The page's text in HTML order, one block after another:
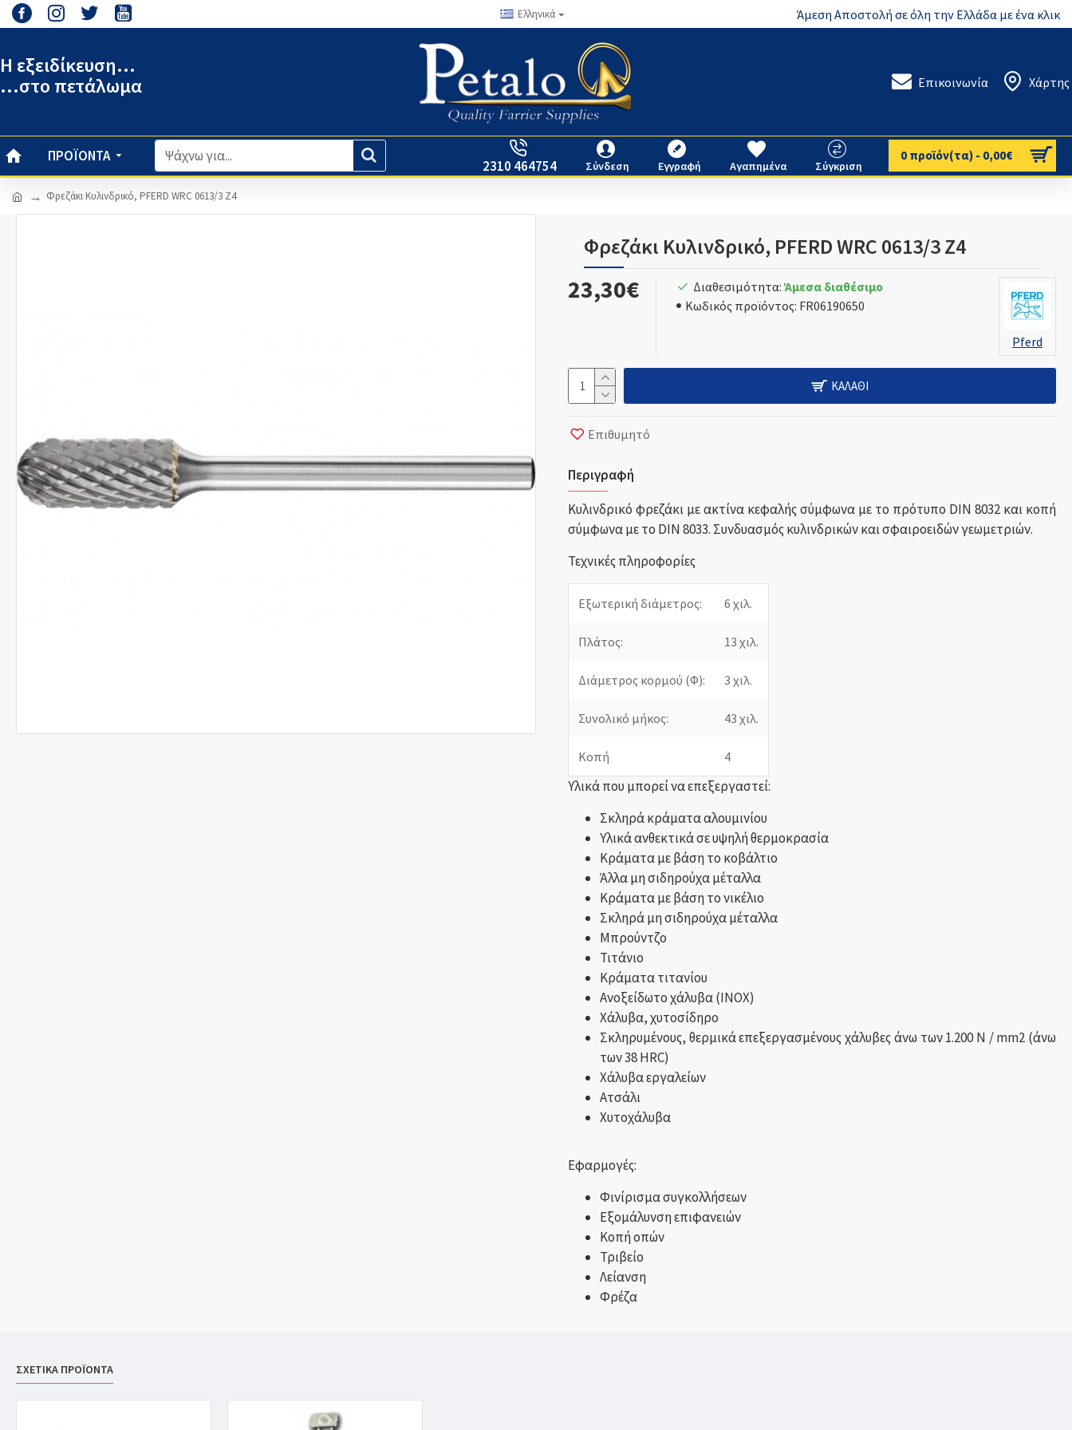
Ελληνικά Άμεση Αποστολή σε όλη την Ελλάδα με ένα κλικ
Η εξειδίκευση...
...στο πετάλωμα
Επικοινωνία Χάρτης
ΠΡΟΪΌΝΤΑ
2310 464754 Σύνδεση Εγγραφή Αγαπημένα Σύγκριση
0 προϊόν(τα) - 0,00€
Φρεζάκι Κυλινδρικό, PFERD WRC 0613/3 Z4
Φρεζάκι Κυλινδρικό, PFERD WRC 0613/3 Z4
23,30€ Διαθεσιμότητα: Άμεσα διαθέσιμο
Κωδικός προϊόντος: FR06190650
Pferd
ΚΑΛΆΘΙ
Επιθυμητό
Περιγραφή
Κυλινδρικό φρεζάκι με ακτίνα κεφαλής σύμφωνα με το πρότυπο DIN 8032 και κοπή
σύμφωνα με το DIN 8033. Συνδυασμός κυλινδρικών και σφαιροειδών γεωμετριών.
Τεχνικές πληροφορίες
Εξωτερική διάμετρος: 6 χιλ.
Πλάτος: 13 χιλ.
Διάμετρος κορμού (Φ): 3 χιλ.
Συνολικό μήκος: 43 χιλ.
Κοπή 4
Υλικά που μπορεί να επεξεργαστεί:
Σκληρά κράματα αλουμινίου
Υλικά ανθεκτικά σε υψηλή θερμοκρασία
Κράματα με βάση το κοβάλτιο
Άλλα μη σιδηρούχα μέταλλα
Κράματα με βάση το νικέλιο
Σκληρά μη σιδηρούχα μέταλλα
Μπρούντζο
Τιτάνιο
Κράματα τιτανίου
Ανοξείδωτο χάλυβα (INOX)
Χάλυβα, χυτοσίδηρο
Σκληρυμένους, θερμικά επεξεργασμένους χάλυβες άνω των 1.200 N / mm2 (άνω
των 38 HRC)
Χάλυβα εργαλείων
Ατσάλι
Χυτοχάλυβα
Εφαρμογές:
Φινίρισμα συγκολλήσεων
Εξομάλυνση επιφανειών
Κοπή οπών
Τριβείο
Λείανση
Φρέζα
ΣΧΕΤΙΚΑ ΠΡΟΪΟΝΤΑ